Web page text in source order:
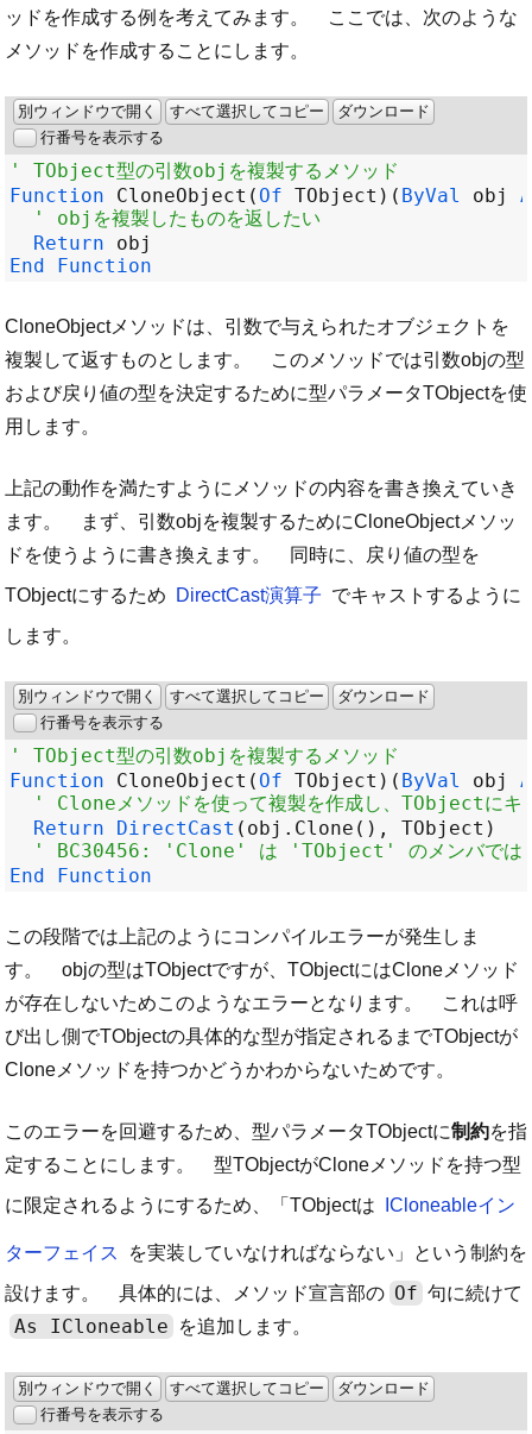
ッドを作成する例を考えてみます。 ここでは、次のような
メソッドを作成することにします。
別ウィンドウで開く すべて選択してコピー
ダウンロード
行番号を表示する
' TObject型の引数objを複製するメソッド
Function
CloneObject ( Of TObject )( ByVal obj
' objを複製したものを返したい
Return
obj
End
Function
CloneObjectメソッドは、引数で与えられたオブジェクトを
複製して返すものとします。 このメソッドでは引数objの型
および戻り値の型を決定するために型パラメータTObjectを使
用します。
上記の動作を満たすようにメソッドの内容を書き換えていき
ます。 まず、引数objを複製するためにCloneObjectメソッ
ドを使うように書き換えます。 同時に、戻り値の型を
TObjectにするため
DirectCast演算子 でキャストするように
します。
別ウィンドウで開く すべて選択してコピー
ダウンロード
行番号を表示する
' TObject型の引数objを複製するメソッド
Function
CloneObject ( Of TObject )( ByVal obj
' Cloneメソッドを使って複製を作成し、TObjectにキ
Return
DirectCast ( obj . Clone (), TObject
' BC30456: 'Clone' は 'TObject' のメンバではあ
End
Function
この段階では上記のようにコンパイルエラーが発生しま
す。 objの型はTObjectですが、TObjectにはCloneメソッド
が存在しないためこのようなエラーとなります。 これは呼
び出し側でTObjectの具体的な型が指定されるまでTObjectが
Cloneメソッドを持つかどうかわからないためです。
このエラーを回避するため、型パラメータTObjectに制約を指
定することにします。 型TObjectがCloneメソッドを持つ型
に限定されるようにするため、「TObjectは
ICloneableイン
ターフェイス
を実装していなければならない」という制約を
設けます。 具体的には、メソッド宣言部の Of 句に続けて
As ICloneable を追加します。
別ウィンドウで開く すべて選択してコピー
ダウンロード
行番号を表示する